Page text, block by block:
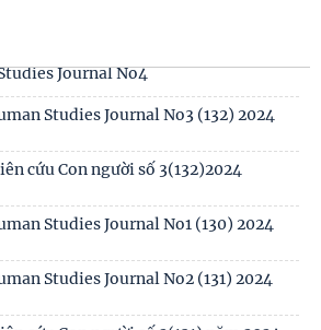
về Kết quả kiểm tra điều kiện,
chứng chỉ đối với thí
Journal No6
cứu Con người số 5 (134) 2024 /Table
Journal No5
Journal No4
Studies Journal No3 (132) 2024
cứu Con người số 3(132)2024
Studies Journal No1 (130) 2024